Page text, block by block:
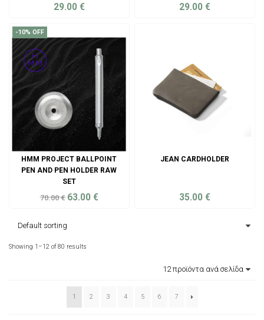
29.00 € 29.00€
HMM PROJECT BALLPOINT
PEN AND PEN HOLDER RAW
SET
-10% OFF
70.00€ 63.00 €
JEAN CARDHOLDER
35.00€
Showing 1–12 of 80 results
1 2 3 4 5 6 7